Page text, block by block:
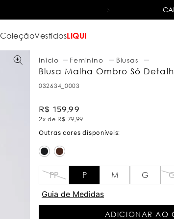
ColeçãoVestidosLIQUI
Feminino Blusas
Blusa Malha Ombro Só
032634_0003
R$ 159,99
2x de R$ 79,99
PP P M G
Guia de Medidas
ADICIONAR AO